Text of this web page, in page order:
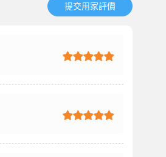
提交用家評價​